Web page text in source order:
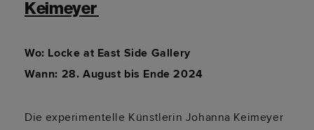
Keimeyer
Wo: Locke at East Side Gallery
Wann: 28. August bis Ende 2024
Die experimentelle Künstlerin Johanna Keimeyer